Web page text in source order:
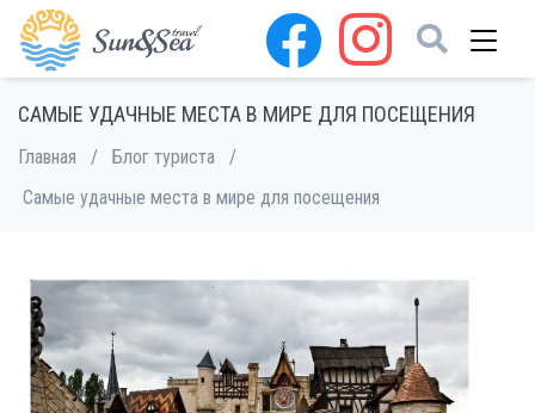
САМЫЕ УДАЧНЫЕ МЕСТА В МИРЕ ДЛЯ ПОСЕЩЕНИЯ
Главная / Блог туриста
/
Самые удачные места в мире для посещения